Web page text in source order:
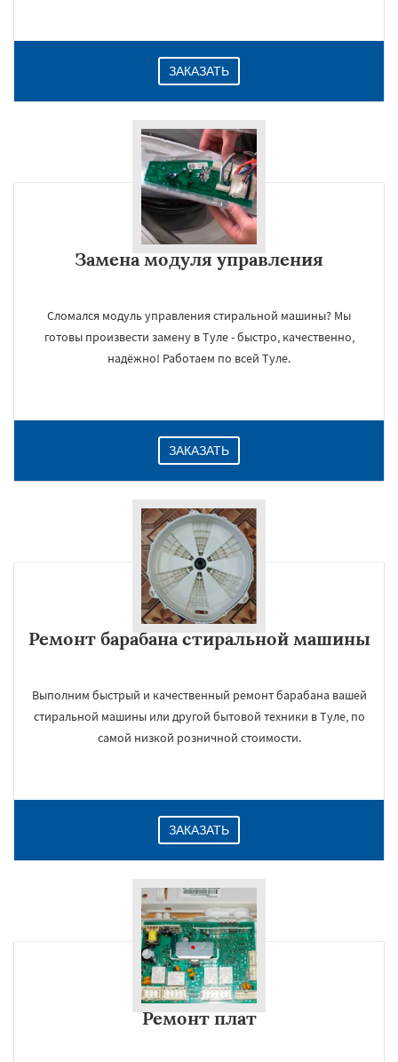
ЗАКАЗАТЬ
Замена модуля управления
Сломался модуль управления стиральной машины? Мы
готовы произвести замену в Туле - быстро, качественно,
надёжно! Работаем по всей Туле.
ЗАКАЗАТЬ
Ремонт барабана стиральной машины
Выполним быстрый и качественный ремонт барабана вашей
стиральной машины или другой бытовой техники в Туле, по
самой низкой розничной стоимости.
ЗАКАЗАТЬ
Ремонт плат